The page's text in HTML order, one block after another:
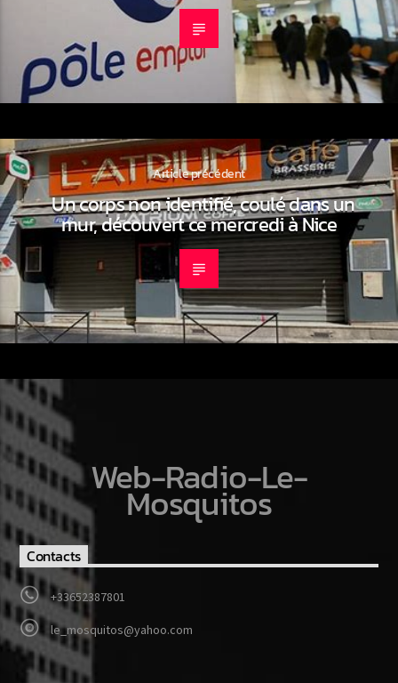
Article précédent
Un corps non identifié, coulé dans un
mur, découvert ce mercredi à Nice
Web-Radio-Le-
Mosquitos
Contacts
+33652387801
le_mosquitos@yahoo.com